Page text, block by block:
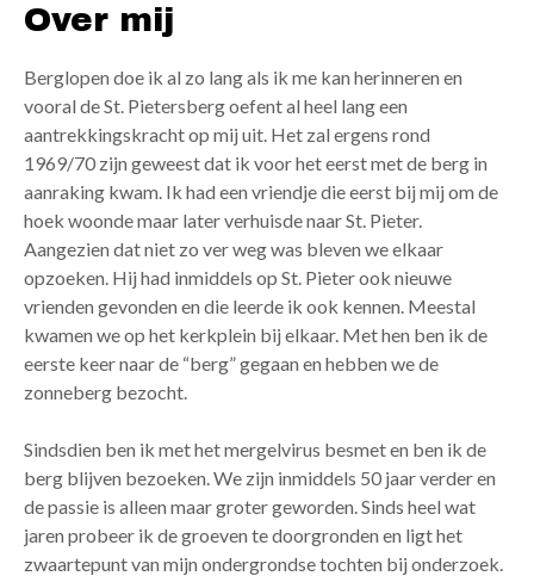
Over mij
Berglopen doe ik al zo lang als ik me kan herinneren en
vooral de St. Pietersberg oefent al heel lang een
aantrekkingskracht op mij uit. Het zal ergens rond
1969/70 zijn geweest dat ik voor het eerst met de berg in
aanraking kwam. Ik had een vriendje die eerst bij mij om de
hoek woonde maar later verhuisde naar St. Pieter.
Aangezien dat niet zo ver weg was bleven we elkaar
opzoeken. Hij had inmiddels op St. Pieter ook nieuwe
vrienden gevonden en die leerde ik ook kennen. Meestal
kwamen we op het kerkplein bij elkaar. Met hen ben ik de
eerste keer naar de “berg” gegaan en hebben we de
zonneberg bezocht.
Sindsdien ben ik met het mergelvirus besmet en ben ik de
berg blijven bezoeken. We zijn inmiddels 50 jaar verder en
de passie is alleen maar groter geworden. Sinds heel wat
jaren probeer ik de groeven te doorgronden en ligt het
zwaartepunt van mijn ondergrondse tochten bij onderzoek.